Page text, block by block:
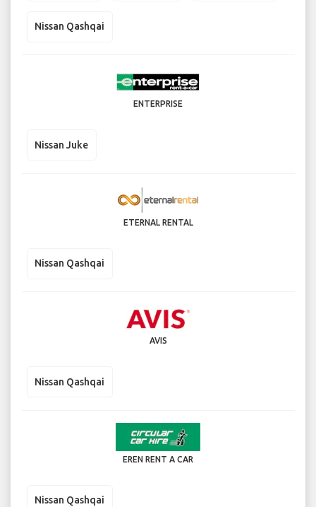
Nissan Qashqai
ENTERPRISE
Nissan Juke
ETERNAL RENTAL
Nissan Qashqai
AVIS
Nissan Qashqai
EREN RENT A CAR
Nissan Qashqai